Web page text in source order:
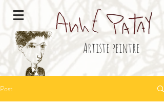
Artiste peintre
Post